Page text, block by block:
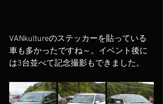
VANkultureのステッカーを貼っている
車も多かったですね～。イベント後に
は3台並べて記念撮影もできました。